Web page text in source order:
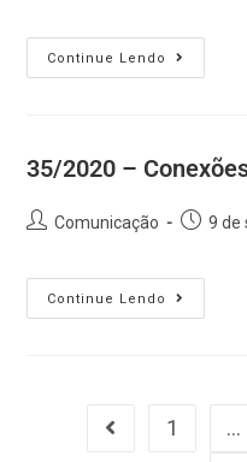
Continue Lendo
35/2020 –
Comunicação 9 de
Continue Lendo
1 …